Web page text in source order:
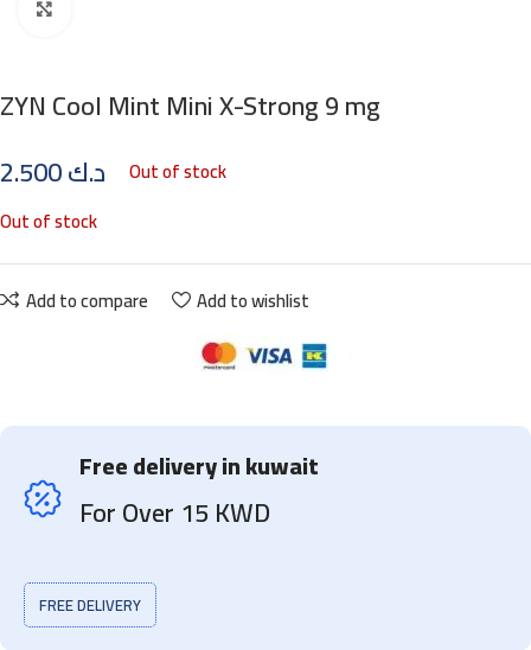
ZYN Cool Mint Mini X-Strong 9 mg
د.ك
Out of stock
Out of stock
Add to compare Add to wishlist
Free delivery in kuwait
For Over 15 KWD
FREE DELIVERY